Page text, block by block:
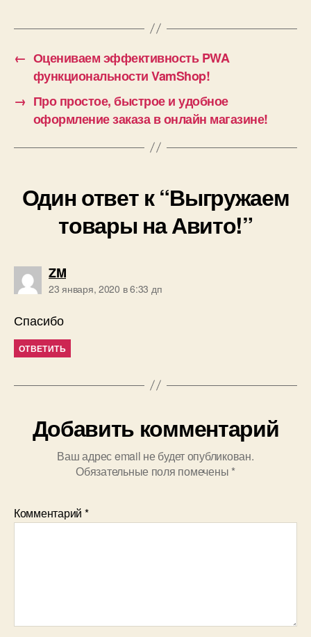
← Оцениваем эффективность PWA
функциональности VamShop!
→ Про простое, быстрое и удобное
оформление заказа в онлайн магазине!
Один ответ к “Выгружаем
товары на Авито!”
ZMпишет:
23 января, 2020 в 6:33 дп
Спасибо
ОТВЕТИТЬ
Добавить комментарий
Ваш адрес email не будет опубликован.
Обязательные поля помечены *
Комментарий *